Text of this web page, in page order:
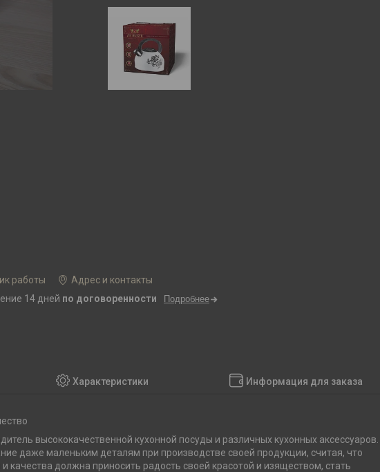
работы
Адрес и контакты
14 дней по договоренности Подробнее
Характеристики Информация для заказа
высококачественной кухонной посуды и различных кухонных аксессуаров.
даже маленьким деталям при производстве своей продукции, считая, что
качества должна приносить радость своей красотой и изяществом, стать